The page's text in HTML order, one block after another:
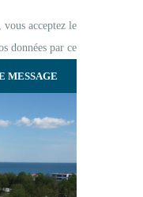
acceptez le
données par ce